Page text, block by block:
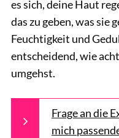
es sich, deine Haut
das zu geben, was sie
Feuchtigkeit und
entscheidend, wie
umgehst.
Frage an die
mich